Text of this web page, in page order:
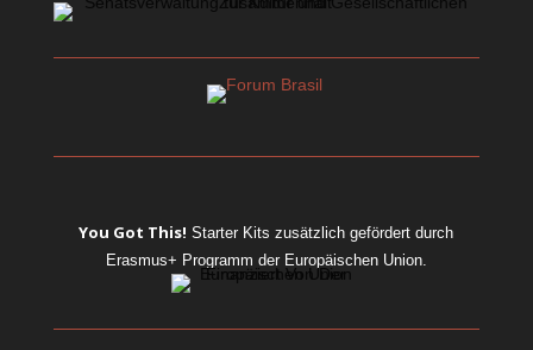
You Got This! Starter Kits zusätzlich gefördert durch
Erasmus+ Programm der Europäischen Union.